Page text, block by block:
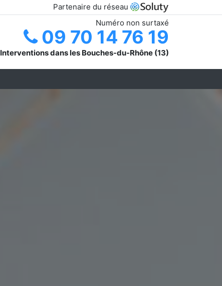
Partenaire du réseau
Numéro non surtaxé
09 70 14 76 19
Interventions dans les Bouches-du-Rhône (13)